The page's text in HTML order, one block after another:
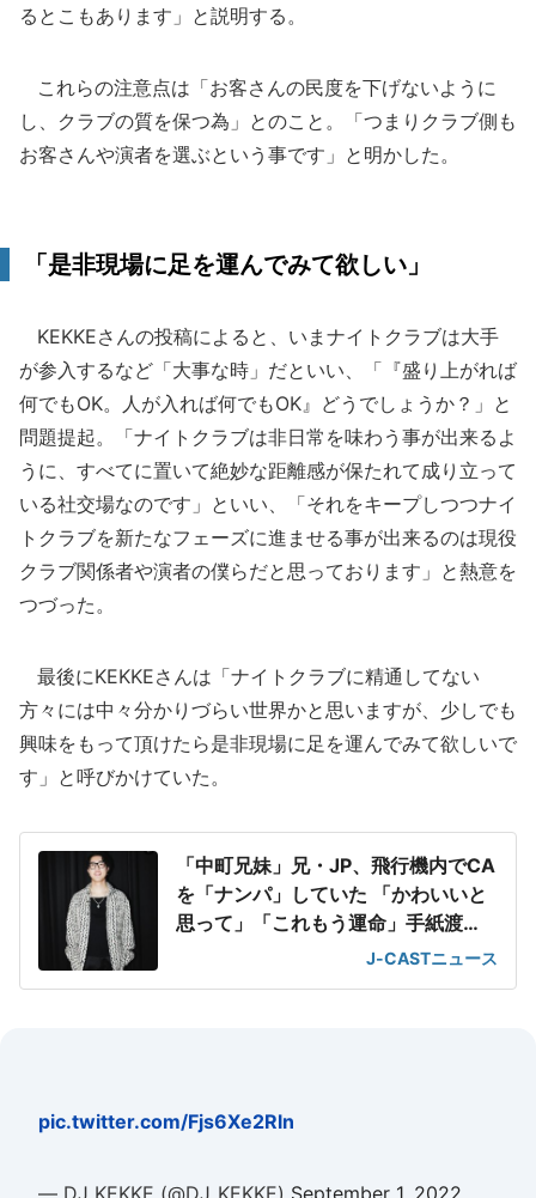
るとこもあります」と説明する。
これらの注意点は「お客さんの民度を下げないように
し、クラブの質を保つ為」とのこと。「つまりクラブ側も
お客さんや演者を選ぶという事です」と明かした。
「是非現場に足を運んでみて欲しい」
KEKKEさんの投稿によると、いまナイトクラブは大手
が参入するなど「大事な時」だといい、「『盛り上がれば
何でもOK。人が入れば何でもOK』どうでしょうか？」と
問題提起。「ナイトクラブは非日常を味わう事が出来るよ
うに、すべてに置いて絶妙な距離感が保たれて成り立って
いる社交場なのです」といい、「それをキープしつつナイ
トクラブを新たなフェーズに進ませる事が出来るのは現役
クラブ関係者や演者の僕らだと思っております」と熱意を
つづった。
最後にKEKKEさんは「ナイトクラブに精通してない
方々には中々分かりづらい世界かと思いますが、少しでも
興味をもって頂けたら是非現場に足を運んでみて欲しいで
す」と呼びかけていた。
「中町兄妹」兄・JP、飛行機内でCA
を「ナンパ」していた 「かわいいと
思って」「これもう運命」手紙渡
J-CASTニュース
pic.twitter.com/Fjs6Xe2Rln
— DJ KEKKE (@DJ_KEKKE) September 1, 2022